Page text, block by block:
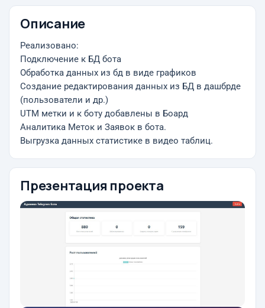
Описание
Реализовано:
Подключение к БД бота
Обработка данных из бд в виде графиков
Создание редактирования данных из БД в дашбрде
(пользователи и др.)
UTM метки и к боту добавлены в Боард
Аналитика Меток и Заявок в бота.
Выгрузка данных статистике в видео таблиц.
Презентация проекта